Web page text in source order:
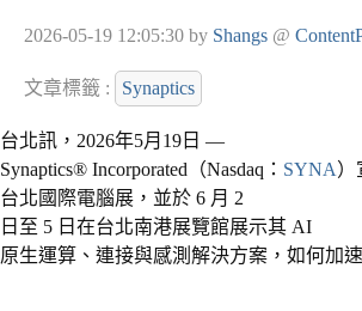
2026-05-19 12:05:30 by Shangs @
文章標籤 : Synaptics
台北訊， 2026年5月 19 日 —
Synaptics® Incorporated （Nasdaq ： SYNA）
台北國際電腦展，並於 6 月 2
日至 5 日在台北南港展覽館展示其 AI
原生運算、連接與感測解決方案，如何加